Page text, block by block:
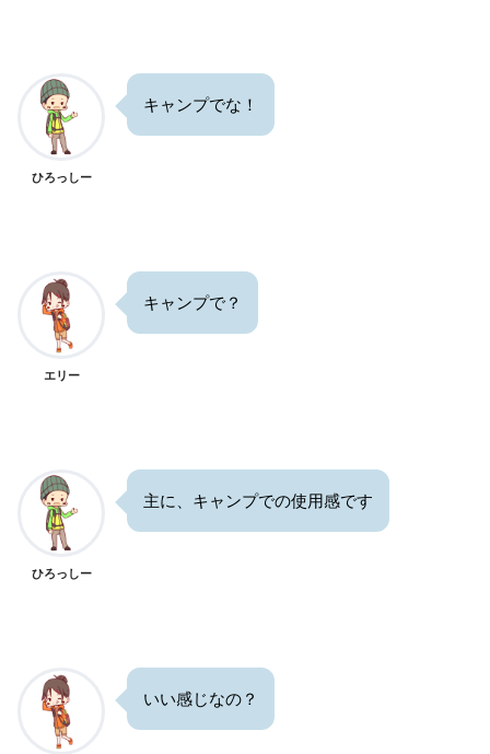
ひろっしー
キャンプでな！
エリー
キャンプで？
ひろっしー
主に、キャンプでの使用感です
いい感じなの？